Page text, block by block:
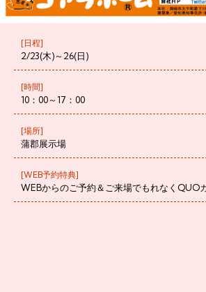
[日程]
2/23(木)～26(日)
[時間]
10：00～17：00
[場所]
蒲郡展示場
[WEB予約特典]
WEBからのご予約＆ご来場でもれなくQUO